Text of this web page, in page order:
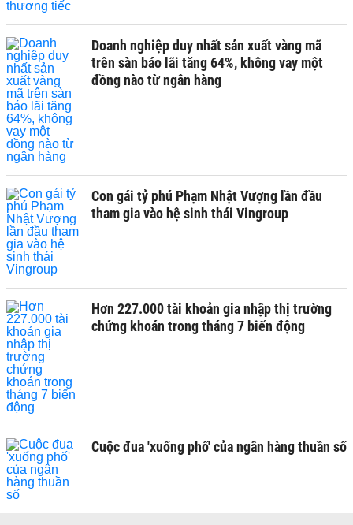
Doanh nghiệp duy nhất sản xuất vàng mã
trên sàn báo lãi tăng 64%, không vay một
đồng nào từ ngân hàng
Con gái tỷ phú Phạm Nhật Vượng lần đầu
tham gia vào hệ sinh thái Vingroup
Hơn 227.000 tài khoản gia nhập thị trường
chứng khoán trong tháng 7 biến động
Cuộc đua 'xuống phố' của ngân hàng thuần số